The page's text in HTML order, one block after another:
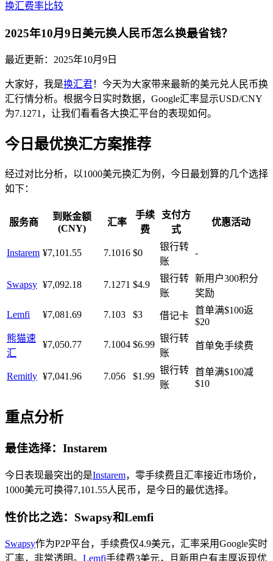
换汇费率比较
2025年10月9日美元换人民币怎么换最省钱？
最近更新： 2025年10月9日
大家好，我是换汇君！今天为大家带来最新的美元兑人民币换
汇行情分析。根据今日实时数据，Google汇率显示USD/CNY
为7.1271，让我们看看各大换汇平台的表现如何。
今日最优换汇方案推荐
经过对比分析，以1000美元换汇为例，今日最划算的几个选择
如下：
服务商
到账金额
(CNY)
汇率
手续
费
支付方
式
优惠活动
Instarem ¥7,101.55 7.1016 $0
银行转
账
-
Swapsy ¥7,092.18 7.1271 $4.9
银行转
账
新用户300积分
奖励
Lemfi ¥7,081.69 7.103 $3 借记卡
首单满$100返
$20
熊猫速
汇
¥7,050.77 7.1004 $6.99
银行转
账
首单免手续费
Remitly ¥7,041.96 7.056 $1.99
银行转
账
首单满$100减
$10
重点分析
最佳选择：Instarem
今日表现最突出的是Instarem，零手续费且汇率接近市场价，
1000美元可换得7,101.55人民币，是今日的最优选择。
性价比之选：Swapsy和Lemfi
Swapsy作为P2P平台，手续费仅4.9美元，汇率采用Google实时
汇率，非常透明。 Lemfi手续费3美元，且新用户有丰厚返现优